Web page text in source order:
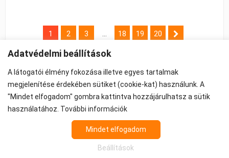
j
g
y
z
1 2 3 18 19 20
©2026 - ÁSZF-Adatkezelés-Cookie beállítások
Propeller - FPV Alkatrész - FPV felszerelés
Az árak 27% ÁFA-t tartalmaznak.
Adatvédelmi beállítások
A látogatói élmény fokozása illetve egyes tartalmak
megjelenítése érdekében sütiket (cookie-kat) használunk. A
"Mindet elfogadom" gombra kattintva hozzájárulhatsz a sütik
használatához. További információk
Beállítások
Mindet elfogadom